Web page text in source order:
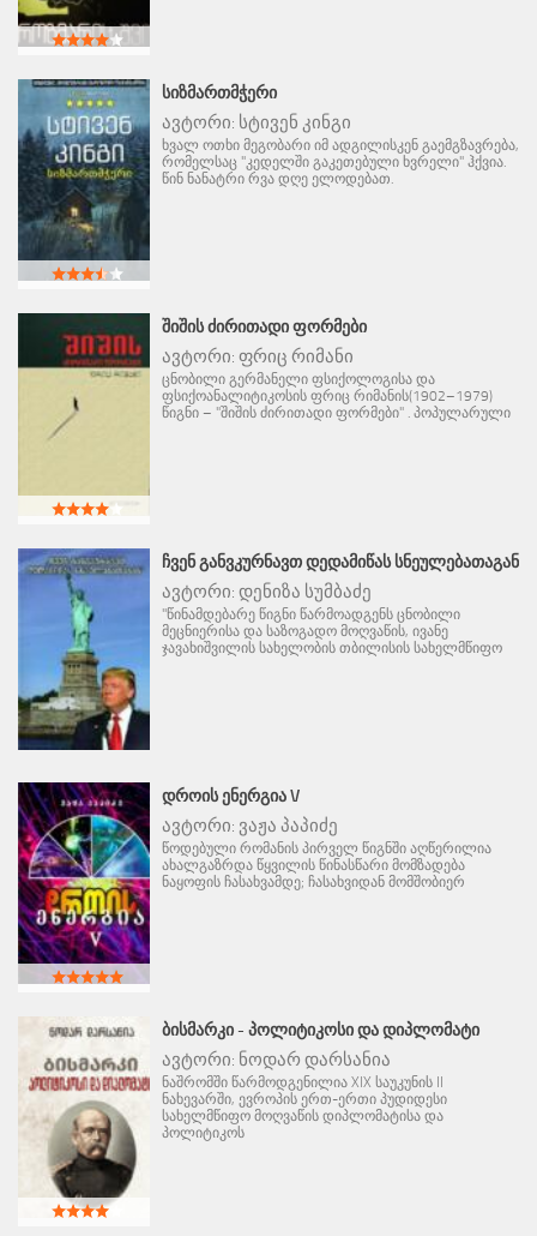
ᲡᲘᲖᲛᲐᲠᲗᲛᲭᲔᲠᲘ
ავტორი: სტივენ კინგი
ხვალ ოთხი მეგობარი იმ ადგილისკენ გაემგზავრება,
რომელსაც "კედელში გაკეთებული ხვრელი" ჰქვია.
წინ ნანატრი რვა დღე ელოდებათ.
ᲨᲘᲨᲘᲡ ᲫᲘᲠᲘᲗᲐᲓᲘ ᲤᲝᲠᲛᲔᲑᲘ
ავტორი: ფრიც რიმანი
ცნობილი გერმანელი ფსიქოლოგისა და
ფსიქოანალიტიკოსის ფრიც რიმანის(1902–1979)
წიგნი – "შიშის ძირითადი ფორმები" . პოპულარული
ᲩᲕᲔᲜ ᲒᲐᲜᲕᲙᲣᲠᲜᲐᲕᲗ ᲓᲔᲓᲐᲛᲘᲬᲐᲡ ᲡᲜᲔᲣᲚᲔᲑᲐᲗᲐᲒᲐᲜ
ავტორი: დენიზა სუმბაძე
"წინამდებარე წიგნი წარმოადგენს ცნობილი
მეცნიერისა და საზოგადო მოღვაწის, ივანე
ჯავახიშვილის სახელობის თბილისის სახელმწიფო
ᲓᲠᲝᲘᲡ ᲔᲜᲔᲠᲒᲘᲐ V
ავტორი: ვაჟა პაპიძე
წოდებული რომანის პირველ წიგნში აღწერილია
ახალგაზრდა წყვილის წინასწარი მომზადება
ნაყოფის ჩასახვამდე; ჩასახვიდან მომშობიერ
ᲑᲘᲡᲛᲐᲠᲙᲘ - ᲞᲝᲚᲘᲢᲘᲙᲝᲡᲘ ᲓᲐ ᲓᲘᲞᲚᲝᲛᲐᲢᲘ
ავტორი: ნოდარ დარსანია
ნაშრომში წარმოდგენილია XIX საუკუნის II
ნახევარში, ევროპის ერთ-ერთი პუდიდესი
სახელმწიფო მოღვაწის დიპლომატისა და
პოლიტიკოს